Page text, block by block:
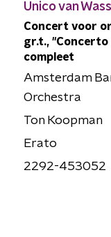
Unico van
Concert voor
gr.t., "Concerto
compleet
Amsterdam
Orchestra
Ton Koopman
Erato
2292-453052